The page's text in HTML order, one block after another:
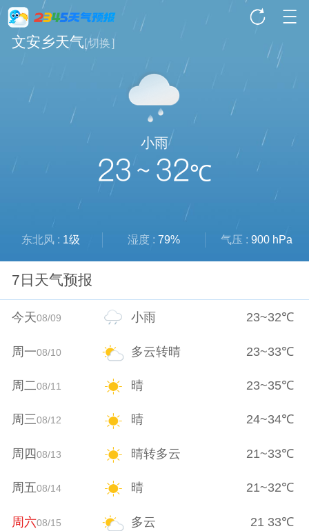
文安乡天气[切换]
小雨
23 ~ 32℃
东北风 : 1级 湿度 : 79% 气压 : 900 hPa
7日天气预报
今天08/09 小雨 23~32℃
周一08/10 多云转晴 23~33℃
周二08/11 晴 23~35℃
周三08/12 晴 24~34℃
周四08/13 晴转多云 21~33℃
周五08/14 晴 21~32℃
周六08/15 多云 21 33℃